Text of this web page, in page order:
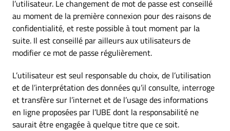
l’utilisateur. Le changement de mot de passe est conseillé
au moment de la première connexion pour des raisons de
confidentialité, et reste possible à tout moment par la
suite. Il est conseillé par ailleurs aux utilisateurs de
modifier ce mot de passe régulièrement.
L’utilisateur est seul responsable du choix, de l’utilisation
et de l’interprétation des données qu’il consulte, interroge
et transfère sur l’internet et de l’usage des informations
en ligne proposées par l’UBE dont la responsabilité ne
saurait être engagée à quelque titre que ce soit.